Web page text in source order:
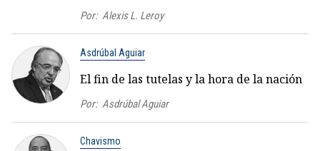
Por: Alexis L. Leroy
Asdrúbal Aguiar
El fin de las tutelas y la hora de la nación
Por: Asdrúbal Aguiar
Chavismo